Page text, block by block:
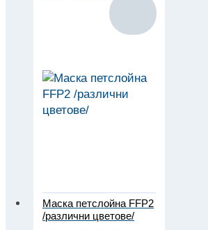
Маска петслойна FFP2
/различни цветове/